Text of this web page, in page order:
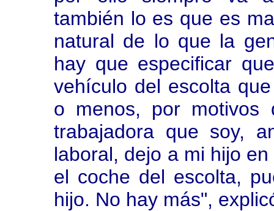
también lo es que es
natural de lo que la
hay que especificar
vehículo del escolta
o menos, por motivos
trabajadora que soy,
laboral, dejo a mi hijo
el coche del escolta,
hijo. No hay más",